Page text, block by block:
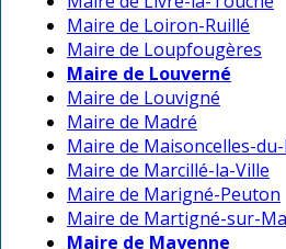
Maire de Loiron-Ruillé
Maire de Loupfougères
Maire de Louverné
Maire de Louvigné
Maire de Madré
Maire de Maisoncelles-
Maire de Marcillé-la-Ville
Maire de Marigné-Peuton
Maire de Martigné-sur-
Maire de Mayenne